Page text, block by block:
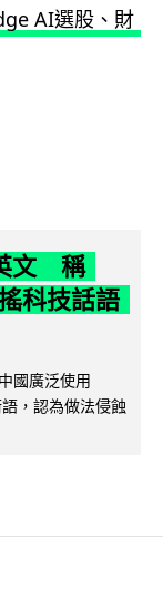
文 稱
科技話語
國廣泛使用
，認為做法侵蝕